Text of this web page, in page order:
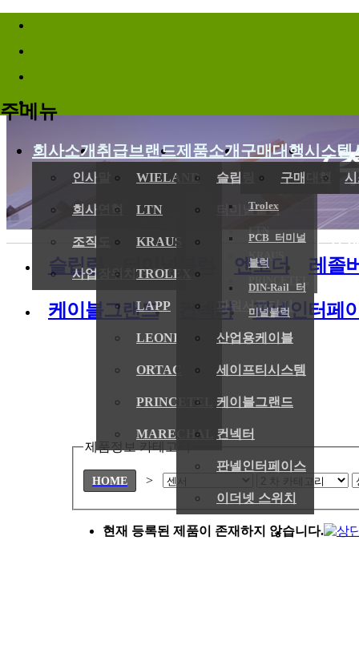
바로가기메뉴
주메뉴
회사소개
인사말
회사연혁
조직도
사업장위치/연락처
취급브랜드
WIELAND
LTN
KRAUS
TROLEX
LAPP
LEONI
ORTAC
PRINCETEL
MARECHAL
제품소개
슬립링
Trolex
LTN
KRAUS
PRINCETEL
터미널블럭
PCB 터미널
블럭
DIN-Rail 터
미널블럭
엔코더
레졸버
파워서플라이
산업용케이블
세이프티시스템
케이블그랜드
컨넥터
판넬인터페이스
이더넷 스위치
구매대행
구매대행
시스템
(
전기,기
슬립링 터미널블럭 엔코더 레졸
케이블그랜드 컨넥터 판넬인터페
제품정보 카테고리
HOME >
현재 등록된 제품이 존재하지 않습니다.